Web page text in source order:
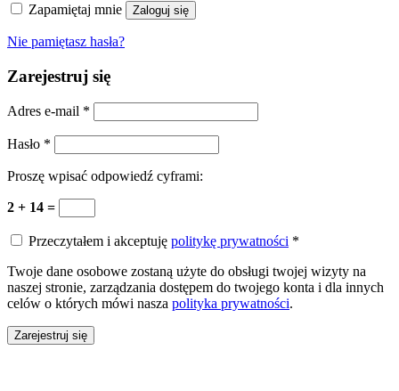
Zapamiętaj mnie Zaloguj się
Nie pamiętasz hasła?
Zarejestruj się
Adres e-mail *
Hasło *
Proszę wpisać odpowiedź cyframi:
2 + 14 =
Przeczytałem i akceptuję politykę prywatności *
Twoje dane osobowe zostaną użyte do obsługi twojej wizyty na
naszej stronie, zarządzania dostępem do twojego konta i dla innych
celów o których mówi nasza polityka prywatności.
Zarejestruj się